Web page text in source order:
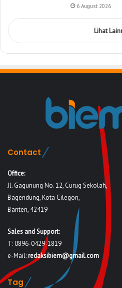
6 August 2026
Lihat
Contact
Office:
Jl. Gagunung No. 12, Curug Sekolah,
Bagendung, Kota Cilegon,
Banten, 42419
Sales and Support:
T: 0896-0429-1819
e-Mail:redaksibiem@gmail.com
Tag